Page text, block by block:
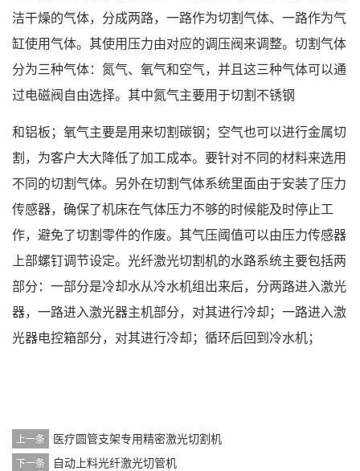
洁干燥的气体，分成两路，一路作为切割气体、一路作为气
缸使用气体。其使用压力由对应的调压阀来调整。切割气体
分为三种气体：氮气、氧气和空气，并且这三种气体可以通
过电磁阀自由选择。其中氮气主要用于切割不锈钢
和铝板；氧气主要是用来切割碳钢；空气也可以进行金属切
割，为客户大大降低了加工成本。要针对不同的材料来选用
不同的切割气体。另外在切割气体系统里面由于安装了压力
传感器，确保了机床在气体压力不够的时候能及时停止工
作，避免了切割零件的作废。其气压阈值可以由压力传感器
上部螺钉调节设定。光纤激光切割机的水路系统主要包括两
部分：一部分是冷却水从冷水机组出来后，分两路进入激光
器，一路进入激光器主机部分，对其进行冷却；一路进入激
光器电控箱部分，对其进行冷却；循环后回到冷水机；
上一条 医疗圆管支架专用精密激光切割机
下一条 自动上料光纤激光切管机